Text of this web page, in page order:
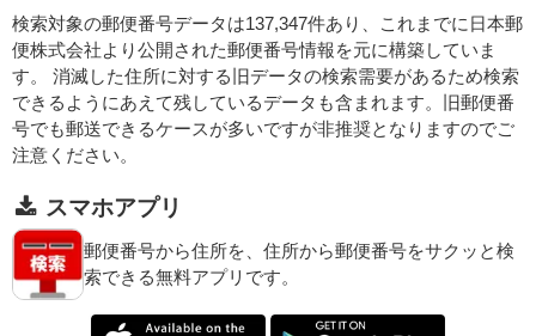
検索対象の郵便番号データは137,347件あり、これまでに日本郵
便株式会社より公開された郵便番号情報を元に構築していま
す。 消滅した住所に対する旧データの検索需要があるため検索
できるようにあえて残しているデータも含まれます。旧郵便番
号でも郵送できるケースが多いですが非推奨となりますのでご
注意ください。
スマホアプリ
郵便番号から住所を、住所から郵便番号をサクッと検
索できる無料アプリです。